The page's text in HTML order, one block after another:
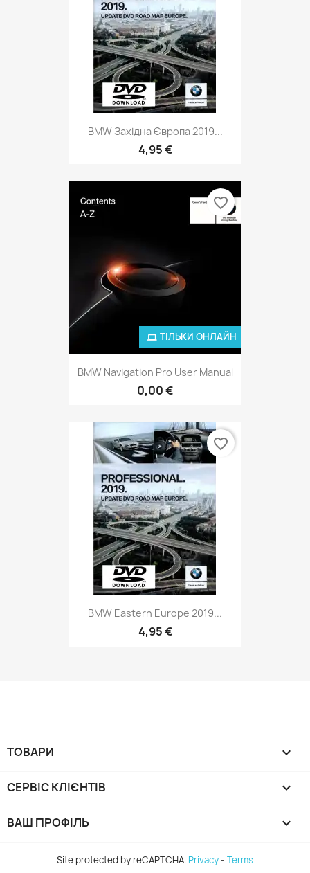
BMW Західна Європа 2019...
4,95 €
BMW Navigation Pro User Manual
0,00 €
ТІЛЬКИ ОНЛАЙН
favorite_border
BMW Eastern Europe 2019...
4,95 €
favorite_border
ТОВАРИ 
СЕРВIС КЛІЄНТІВ 
ВАШ ПРОФІЛЬ 
Site protected by reCAPTCHA. Privacy- Terms